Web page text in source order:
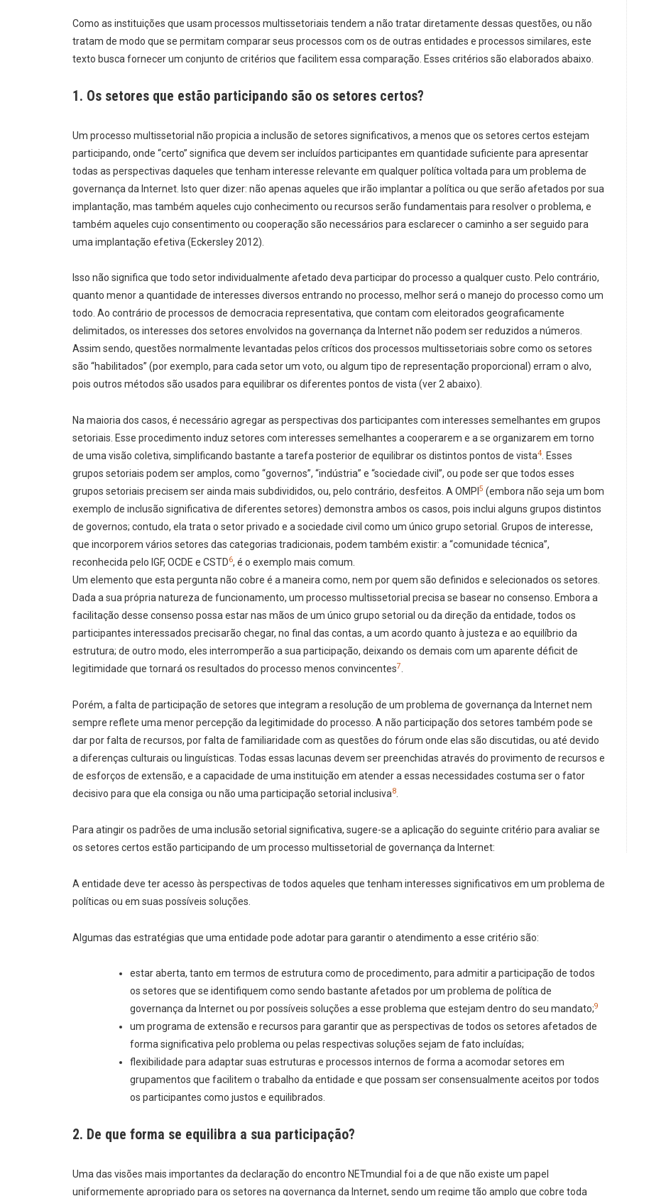
Como as instituições que usam processos multissetoriais tendem a não tratar diretamente dessas questões, ou não
tratam de modo que se permitam comparar seus processos com os de outras entidades e processos similares, este
texto busca fornecer um conjunto de critérios que facilitem essa comparação. Esses critérios são elaborados abaixo.
1. Os setores que estão participando são os setores certos?
Um processo multissetorial não propicia a inclusão de setores significativos, a menos que os setores certos estejam
participando, onde “certo” significa que devem ser incluídos participantes em quantidade suficiente para apresentar
todas as perspectivas daqueles que tenham interesse relevante em qualquer política voltada para um problema de
governança da Internet. Isto quer dizer: não apenas aqueles que irão implantar a política ou que serão afetados por sua
implantação, mas também aqueles cujo conhecimento ou recursos serão fundamentais para resolver o problema, e
também aqueles cujo consentimento ou cooperação são necessários para esclarecer o caminho a ser seguido para
uma implantação efetiva (Eckersley 2012).
Isso não significa que todo setor individualmente afetado deva participar do processo a qualquer custo. Pelo contrário,
quanto menor a quantidade de interesses diversos entrando no processo, melhor será o manejo do processo como um
todo. Ao contrário de processos de democracia representativa, que contam com eleitorados geograficamente
delimitados, os interesses dos setores envolvidos na governança da Internet não podem ser reduzidos a números.
Assim sendo, questões normalmente levantadas pelos críticos dos processos multissetoriais sobre como os setores
são “habilitados” (por exemplo, para cada setor um voto, ou algum tipo de representação proporcional) erram o alvo,
pois outros métodos são usados para equilibrar os diferentes pontos de vista (ver 2 abaixo).
Na maioria dos casos, é necessário agregar as perspectivas dos participantes com interesses semelhantes em grupos
setoriais. Esse procedimento induz setores com interesses semelhantes a cooperarem e a se organizarem em torno
de uma visão coletiva, simplificando bastante a tarefa posterior de equilibrar os distintos pontos de vista4. Esses
grupos setoriais podem ser amplos, como “governos”, “indústria” e “sociedade civil”, ou pode ser que todos esses
grupos setoriais precisem ser ainda mais subdivididos, ou, pelo contrário, desfeitos. A OMPI 5 (embora não seja um bom
exemplo de inclusão significativa de diferentes setores) demonstra ambos os casos, pois inclui alguns grupos distintos
de governos; contudo, ela trata o setor privado e a sociedade civil como um único grupo setorial. Grupos de interesse,
que incorporem vários setores das categorias tradicionais, podem também existir: a “comunidade técnica”,
reconhecida pelo IGF, OCDE e CSTD6, é o exemplo mais comum.
Um elemento que esta pergunta não cobre é a maneira como, nem por quem são definidos e selecionados os setores.
Dada a sua própria natureza de funcionamento, um processo multissetorial precisa se basear no consenso. Embora a
facilitação desse consenso possa estar nas mãos de um único grupo setorial ou da direção da entidade, todos os
participantes interessados precisarão chegar, no final das contas, a um acordo quanto à justeza e ao equilíbrio da
estrutura; de outro modo, eles interromperão a sua participação, deixando os demais com um aparente déficit de
legitimidade que tornará os resultados do processo menos convincentes7.
Porém, a falta de participação de setores que integram a resolução de um problema de governança da Internet nem
sempre reflete uma menor percepção da legitimidade do processo. A não participação dos setores também pode se
dar por falta de recursos, por falta de familiaridade com as questões do fórum onde elas são discutidas, ou até devido
a diferenças culturais ou linguísticas. Todas essas lacunas devem ser preenchidas através do provimento de recursos e
de esforços de extensão, e a capacidade de uma instituição em atender a essas necessidades costuma ser o fator
decisivo para que ela consiga ou não uma participação setorial inclusiva8
Para atingir os padrões de uma inclusão setorial significativa, sugere-se a aplicação do seguinte critério para avaliar se
os setores certos estão participando de um processo multissetorial de governança da Internet:
A entidade deve ter acesso às perspectivas de todos aqueles que tenham interesses significativos em um problema de
políticas ou em suas possíveis soluções.
Algumas das estratégias que uma entidade pode adotar para garantir o atendimento a esse critério são:
estar aberta, tanto em termos de estrutura como de procedimento, para admitir a participação de todos
os setores que se identifiquem como sendo bastante afetados por um problema de política de
governança da Internet ou por possíveis soluções a esse problema que estejam dentro do seu mandato;9
um programa de extensão e recursos para garantir que as perspectivas de todos os setores afetados de
forma significativa pelo problema ou pelas respectivas soluções sejam de fato incluídas;
flexibilidade para adaptar suas estruturas e processos internos de forma a acomodar setores em
grupamentos que facilitem o trabalho da entidade e que possam ser consensualmente aceitos por todos
os participantes como justos e equilibrados.
2. De que forma se equilibra a sua participação?
Uma das visões mais importantes da declaração do encontro NETmundial foi a de que não existe um papel
uniformemente apropriado para os setores na governança da Internet, sendo um regime tão amplo que cobre toda